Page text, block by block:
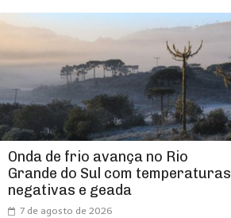
Onda de frio avança no Rio
Grande do Sul com temperaturas
negativas e geada
7 de agosto de 2026